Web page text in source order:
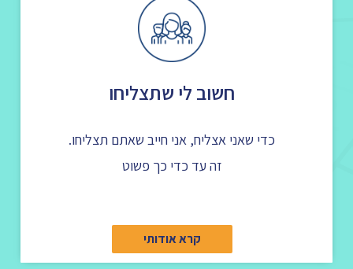
חשוב לי שתצליחו
כדי שאני אצליח, אני חייב שאתם תצליחו.
זה עד כדי כך פשוט
קרא אודותי